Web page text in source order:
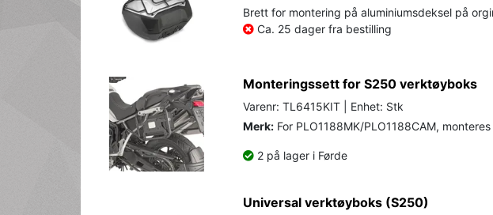
Brett for montering på aluminiumsdeksel på
Ca. 25 dager fra bestilling
Monteringssett for S250 verktøyboks
Varenr: TL6415KIT | Enhet: Stk
Merk: For PLO1188MK/PLO1188CAM,
2 på lager i Førde
Universal verktøyboks (S250)